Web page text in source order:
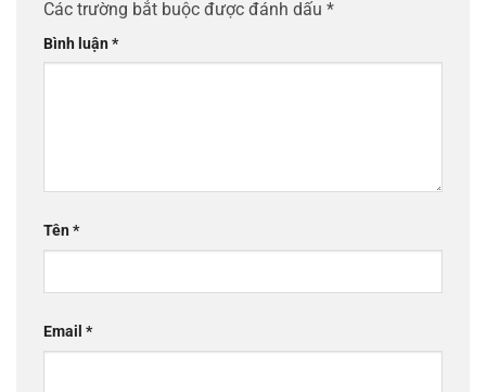
Các trường bắt buộc được đánh dấu *
Bình luận*
Tên*
Email *